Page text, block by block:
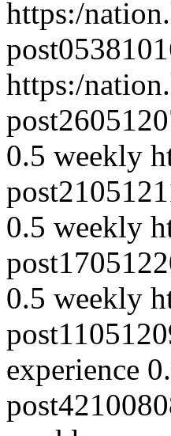
https:/
https:/
0.5 weekly
0.5 weekly
0.5 weekly
experience